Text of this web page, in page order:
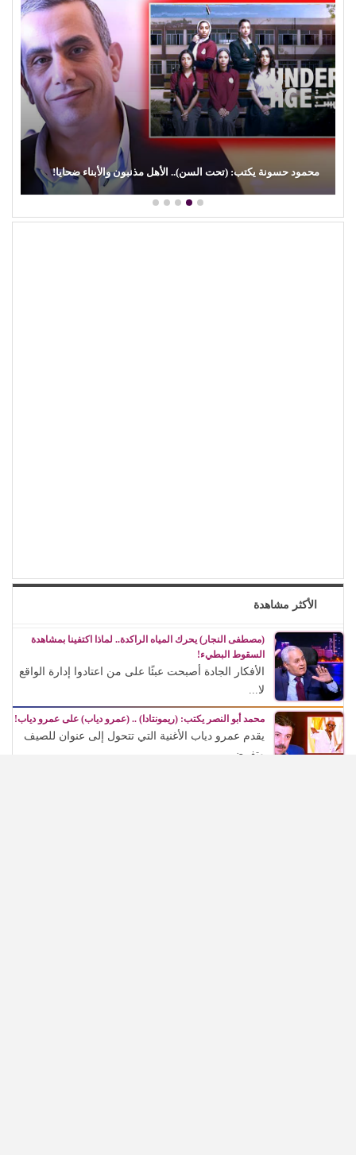
محمود حسونة يكتب: (تحت السن).. الأهل مذنبون والأبناء ضحايا!
الأكثر مشاهدة
(مصطفى النجار) يحرك المياه الراكدة.. لماذا اكتفينا بمشاهدة
السقوط البطيء!
الأفكار الجادة أصبحت عبئًا على من اعتادوا إدارة الواقع
لا...
محمد أبو النصر يكتب: (ريمونتادا) .. (عمرو دياب) على عمرو دياب!
يقدم عمرو دياب الأغنية التي تتحول إلى عنوان للصيف
وتفرض...